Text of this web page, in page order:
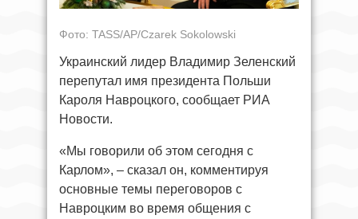
Фото: TASS/AP/Czarek Sokolowski
Украинский лидер Владимир Зеленский
перепутал имя президента Польши
Кароля Навроцкого, сообщает РИА
Новости.
«Мы говорили об этом сегодня с
Карлом», – сказал он, комментируя
основные темы переговоров с
Навроцким во время общения с